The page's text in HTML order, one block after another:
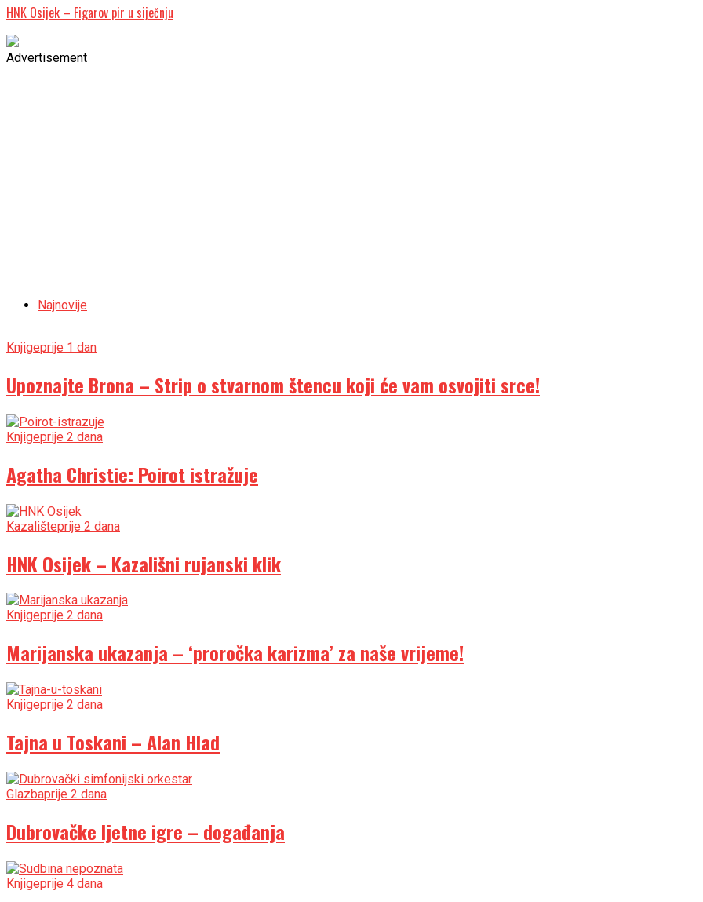
HNK Osijek – Figarov pir u siječnju
Advertisement
Najnovije
Knjigeprije 1 dan
Upoznajte Brona – Strip o stvarnom štencu koji će vam osvojiti srce!
Knjigeprije 2 dana
Agatha Christie: Poirot istražuje
Kazališteprije 2 dana
HNK Osijek – Kazališni rujanski klik
Knjigeprije 2 dana
Marijanska ukazanja – ‘proročka karizma’ za naše vrijeme!
Knjigeprije 2 dana
Tajna u Toskani – Alan Hlad
Glazbaprije 2 dana
Dubrovačke ljetne igre – događanja
Knjigeprije 4 dana